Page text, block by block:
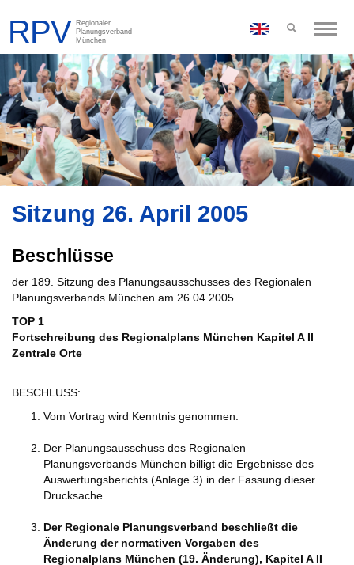
Toggle
Sitzung 26. April 2005
Beschlüsse
der 189. Sitzung des Planungsausschusses des Regionalen
Planungsverbands München am 26.04.2005
TOP 1
Fortschreibung des Regionalplans München Kapitel A II
Zentrale Orte
BESCHLUSS:
Vom Vortrag wird Kenntnis genommen.
Der Planungsausschuss des Regionalen
Planungsverbands München billigt die Ergebnisse des
Auswertungsberichts (Anlage 3) in der Fassung dieser
Drucksache.
Der Regionale Planungsverband beschließt die
Änderung der normativen Vorgaben des
Regionalplans München (19. Änderung), Kapitel A II